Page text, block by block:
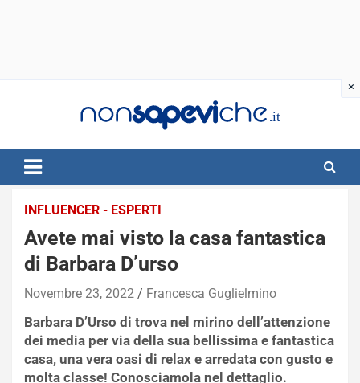
INFLUENCER - ESPERTI
Avete mai visto la casa fantastica
di Barbara D’urso
Novembre 23, 2022 Francesca Guglielmino
Barbara D’Urso di trova nel mirino dell’attenzione
dei media per via della sua bellissima e fantastica
casa, una vera oasi di relax e arredata con gusto e
molta classe! Conosciamola nel dettaglio.